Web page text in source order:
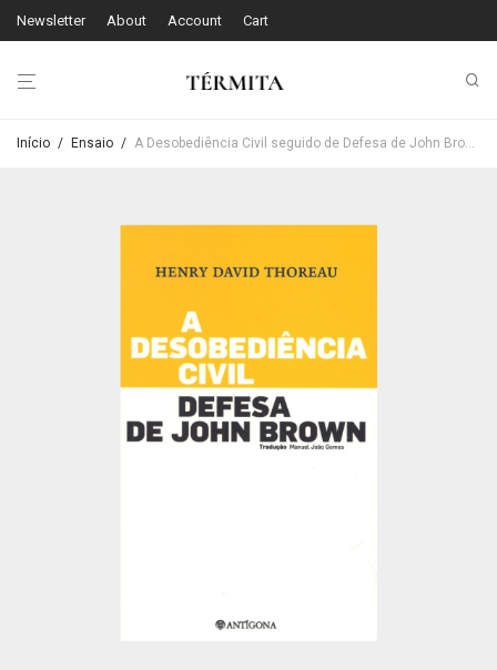
Newsletter About Account Cart
Início / Ensaio / A Desobediência Civil seguido de Defesa de John Brown